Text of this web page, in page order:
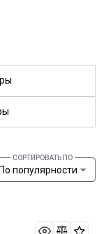
популярности